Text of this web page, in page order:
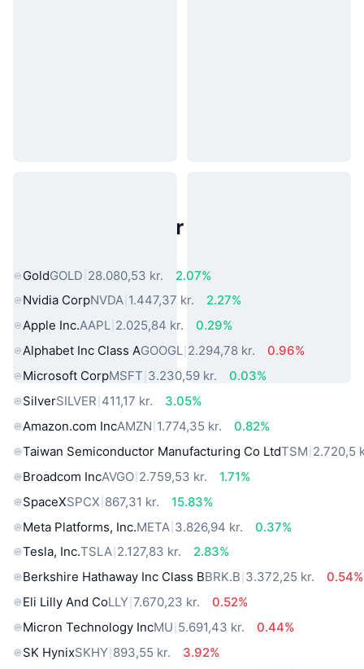
Populære aktiver fra den virkelige
GoldGOLD 28.080,53 kr.
2.07%
Nvidia CorpNVDA 1.447,37 kr.
2.27%
Apple Inc.AAPL 2.025,84 kr.
0.29%
Alphabet Inc Class AGOOGL 2.294,78 kr.
0.96%
Microsoft CorpMSFT 3.230,59 kr.
0.03%
SilverSILVER 411,17 kr.
3.05%
Amazon.com IncAMZN 1.774,35 kr.
0.82%
Taiwan Semiconductor Manufacturing Co LtdTSM 2.720,5
Broadcom IncAVGO 2.759,53 kr.
1.71%
SpaceXSPCX 867,31 kr.
15.83%
Meta Platforms, Inc.META 3.826,94 kr.
0.37%
Tesla, Inc.TSLA 2.127,83 kr.
2.83%
Berkshire Hathaway Inc Class BBRK.B 3.372,25 kr.
0.54%
Eli Lilly And CoLLY 7.670,23 kr.
0.52%
Micron Technology IncMU 5.691,43 kr.
0.44%
SK HynixSKHY 893,55 kr.
3.92%